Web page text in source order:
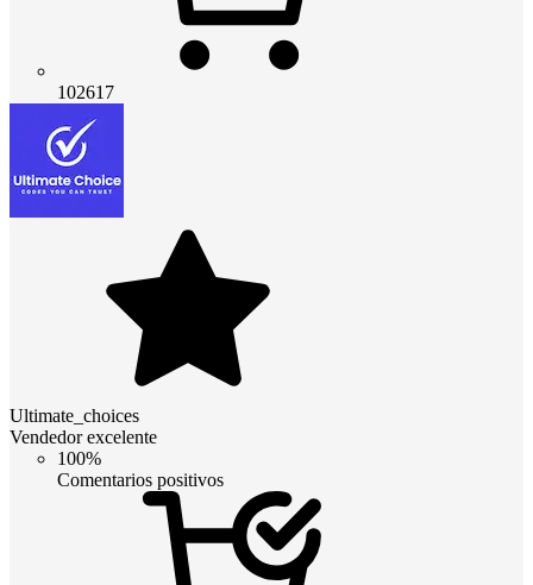
102617
Ultimate_choices
Vendedor excelente
100%
Comentarios positivos